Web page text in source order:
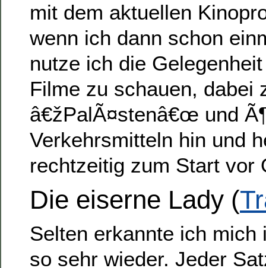
mit dem aktuellen
wenn ich dann schon
nutze ich die
Filme zu schauen, dabei
â€žPalÃ¤stenâ€œ und
Verkehrsmitteln hin und
rechtzeitig zum Start vor
Die eiserne Lady (
Selten erkannte ich mich
so sehr wieder. Jeder